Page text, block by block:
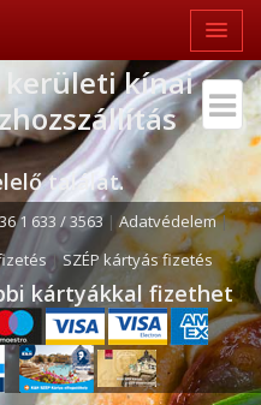
kerületi kínai
találat.
1 633 / 3563|Adatvédelem|
|SZÉP kártyás fizetés
kártyákkal fizethet